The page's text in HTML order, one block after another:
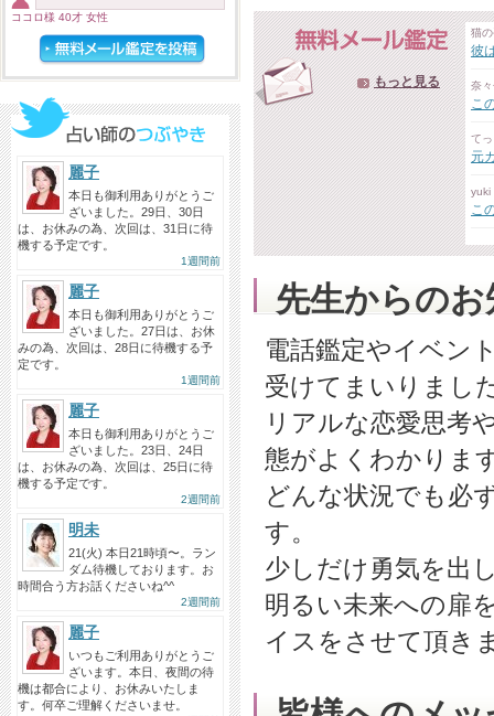
ココロ様 40才 女性
麗子
本日も御利用ありがとうご
ざいました。29日、30日
は、お休みの為、次回は、31日に待
機する予定です。
1週間前
麗子
本日も御利用ありがとうご
ざいました。27日は、お休
みの為、次回は、28日に待機する予
定です。
1週間前
麗子
本日も御利用ありがとうご
ざいました。23日、24日
は、お休みの為、次回は、25日に待
機する予定です。
2週間前
明未
21(火) 本日21時頃〜。ラン
ダム待機しております。お
時間合う方お話くださいね^^
2週間前
麗子
いつもご利用ありがとうご
ざいます。本日、夜間の待
機は都合により、お休みいたしま
す。何卒ご理解くださいませ。
もっと見る
猫
彼
奈
こ
て
元
yuki
こ
先生からの
電話鑑定やイベン
受けてまいりまし
リアルな恋愛思考
態がよくわかりま
どんな状況でも必
す。
少しだけ勇気を出
明るい未来への扉
イスをさせて頂き